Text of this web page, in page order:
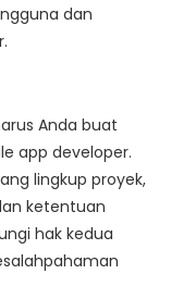
dan
Anda buat
app developer.
lingkup proyek,
ketentuan
hak kedua